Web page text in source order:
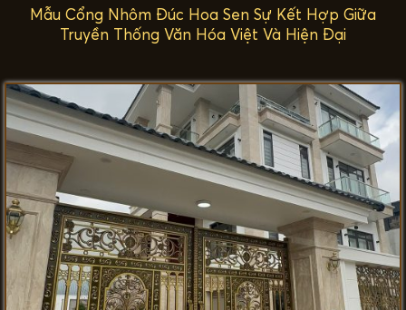
Mẫu Cổng Nhôm Đúc Hoa Sen Sự Kết Hợp Giữa
Truyền Thống Văn Hóa Việt Và Hiện Đại